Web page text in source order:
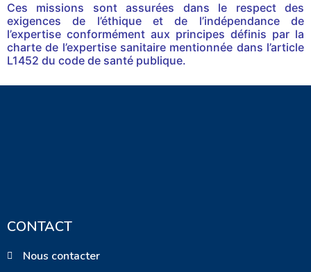
Ces missions sont assurées dans le respect des
exigences de l’éthique et de l’indépendance de
l’expertise conformément aux principes définis par la
charte de l’expertise sanitaire mentionnée dans l’article
L1452 du code de santé publique.
CONTACT
Nous contacter